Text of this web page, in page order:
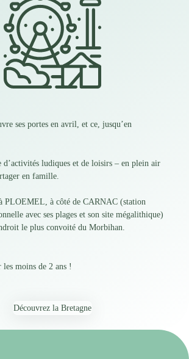
ses portes en avril, et ce, jusqu’en
d’activités ludiques et de loisirs – en plein air
en famille.
PLOEMEL, à côté de CARNAC (station
avec ses plages et son site mégalithique)
le plus convoité du Morbihan.
les moins de 2 ans !
Découvrez la Bretagne